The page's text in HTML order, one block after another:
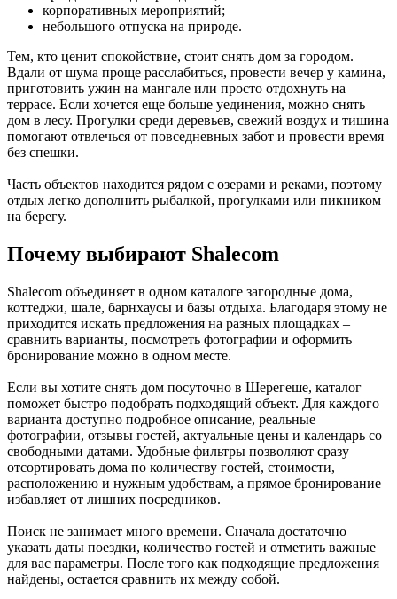
корпоративных мероприятий;
небольшого отпуска на природе.
Тем, кто ценит спокойствие, стоит снять дом за городом.
Вдали от шума проще расслабиться, провести вечер у камина,
приготовить ужин на мангале или просто отдохнуть на
террасе. Если хочется еще больше уединения, можно снять
дом в лесу. Прогулки среди деревьев, свежий воздух и тишина
помогают отвлечься от повседневных забот и провести время
без спешки.
Часть объектов находится рядом с озерами и реками, поэтому
отдых легко дополнить рыбалкой, прогулками или пикником
на берегу.
Почему выбирают Shalecom
Shalecom объединяет в одном каталоге загородные дома,
коттеджи, шале, барнхаусы и базы отдыха. Благодаря этому не
приходится искать предложения на разных площадках –
сравнить варианты, посмотреть фотографии и оформить
бронирование можно в одном месте.
Если вы хотите снять дом посуточно в Шерегеше, каталог
поможет быстро подобрать подходящий объект. Для каждого
варианта доступно подробное описание, реальные
фотографии, отзывы гостей, актуальные цены и календарь со
свободными датами. Удобные фильтры позволяют сразу
отсортировать дома по количеству гостей, стоимости,
расположению и нужным удобствам, а прямое бронирование
избавляет от лишних посредников.
Поиск не занимает много времени. Сначала достаточно
указать даты поездки, количество гостей и отметить важные
для вас параметры. После того как подходящие предложения
найдены, остается сравнить их между собой.